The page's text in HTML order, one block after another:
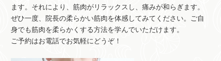
ます。それにより、筋肉がリラックスし、痛みが和らぎます。
ぜひ一度、院長の柔らかい筋肉を体感してみてください。ご自
身でも筋肉を柔らかくする方法を学んでいただけます。
ご予約はお電話でお気軽にどうぞ！